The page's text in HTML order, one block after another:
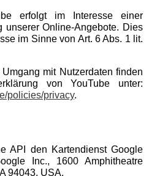
erfolgt im Interesse einer
unserer Online-Angebote. Dies
im Sinne von Art. 6 Abs. 1 lit.
mit Nutzerdaten finden
von YouTube unter:
policies/privacy.
API den Kartendienst Google
Inc., 1600 Amphitheatre
94043, USA.